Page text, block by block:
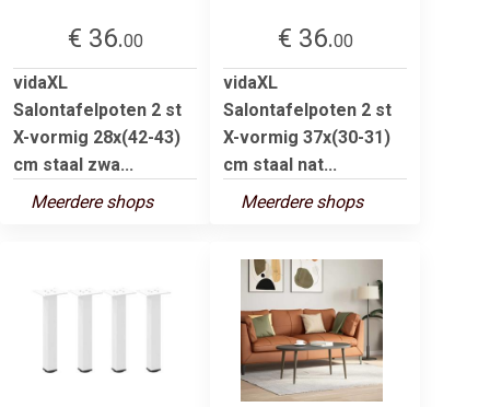
€ 36.00
vidaXL
Salontafelpoten 2 st
X-vormig 28x(42-43)
cm staal zwa...
Meerdere shops
€ 36.00
vidaXL
Salontafelpoten 2 st
X-vormig 37x(30-31)
cm staal nat...
Meerdere shops